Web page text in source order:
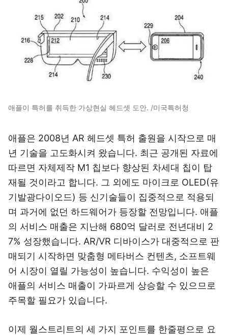
애플이 특허를 취득한 가상현실 헤드셋 도안. /미국특허청
애플은 2008년 AR 헤드셋 특허 출원을 시작으로 매
년 기술을 고도화시켜 왔습니다. 최근 공개된 자료에
따르면 자체제작 M1 칩보다 향상된 차세대 칩이 탑
재될 것이라고 합니다. 그 외에도 마이크로 OLED(유
기발광다이오드) 등 신기술들이 집중적으로 적용되
며 과거에 없던 하드웨어가 등장할 전망입니다. 애플
의 서비스 매출은 지난해 680억 달러로 전년대비 2
7% 성장했습니다. AR/VR 디바이스가 대중적으로 판
매되기 시작하면 맞춤형 메타버스 컨텐츠, 소프트웨
어 시장이 열릴 가능성이 높습니다. 수익성이 높은
애플의 서비스 매출이 가파르게 상승할 수 있으므로
주목할 필요가 있습니다.
이제 월스트리트의 세 가지 포인트를 한줄평으로 요